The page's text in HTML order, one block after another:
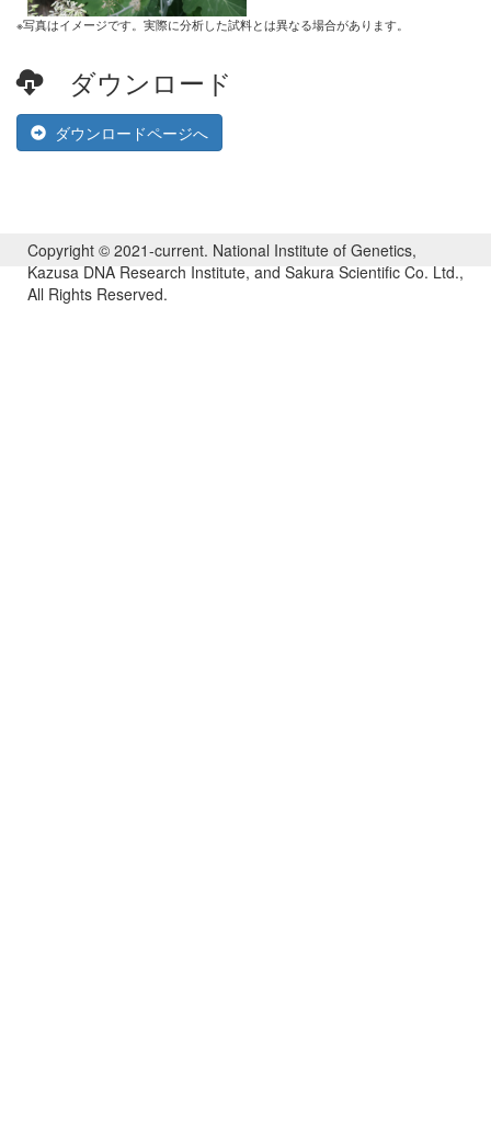
※写真はイメージです。実際に分析した試料とは異なる場合があります。
ダウンロード
ダウンロードページへ
Copyright © 2021-current. National Institute of Genetics,
Kazusa DNA Research Institute, and Sakura Scientific Co. Ltd.,
All Rights Reserved.